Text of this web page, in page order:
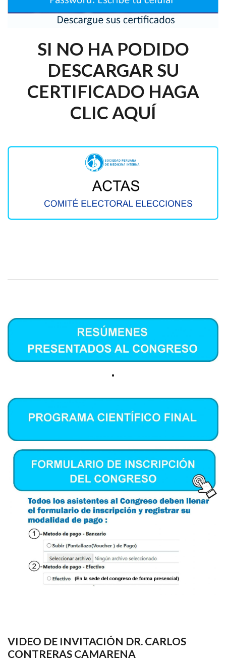
SI NO HA PODIDO
DESCARGAR SU
CERTIFICADO HAGA
CLIC AQUÍ
VIDEO DE INVITACIÓN DR. CARLOS
CONTRERAS CAMARENA